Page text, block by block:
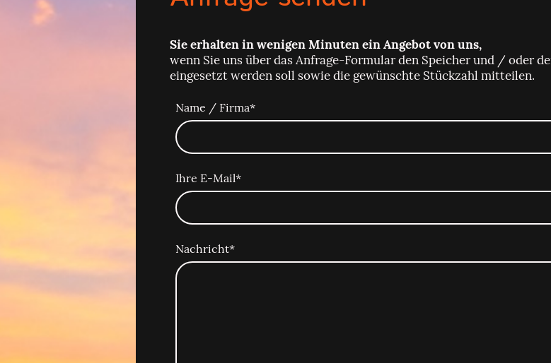
Sie erhalten in wenigen Minuten ein Angebot von uns,
wenn Sie uns über das Anfrage-Formular den Speicher und / oder
eingesetzt werden soll sowie die gewünschte Stückzahl mitteilen.
Name / Firma*
Ihre E-Mail*
Nachricht*